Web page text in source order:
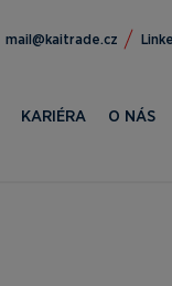
zc.edartiak@liam
KARIÉRA O NÁS